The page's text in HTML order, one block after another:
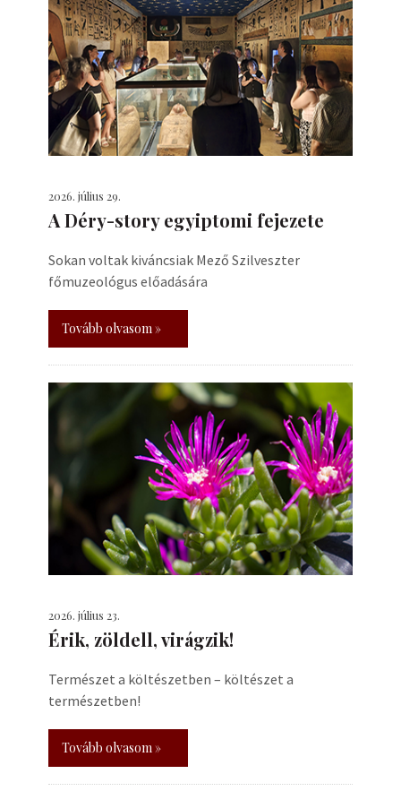
2026. július 29.
A Déry-story egyiptomi fejezete
Sokan voltak kiváncsiak Mező Szilveszter
főmuzeológus előadására
Tovább olvasom »
2026. július 23.
Érik, zöldell, virágzik!
Természet a költészetben – költészet a
természetben!
Tovább olvasom »